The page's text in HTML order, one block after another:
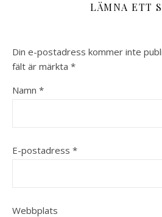
LÄMNA ETT
Din e-postadress kommer inte
fält är märkta *
Namn *
E-postadress *
Webbplats